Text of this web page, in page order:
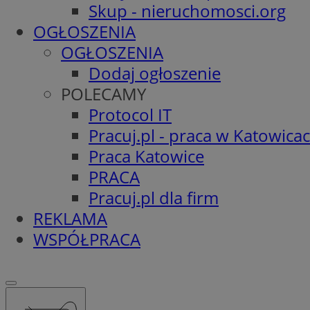
Skup - nieruchomosci.org
OGŁOSZENIA
OGŁOSZENIA
Dodaj ogłoszenie
POLECAMY
Protocol IT
Pracuj.pl - praca w
Praca Katowice
PRACA
Pracuj.pl dla firm
REKLAMA
WSPÓŁPRACA